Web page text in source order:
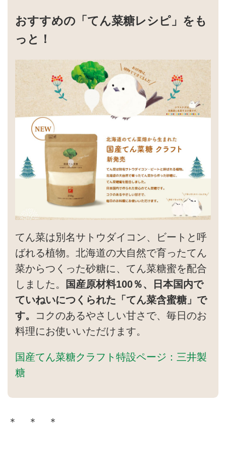
おすすめの「てん菜糖レシピ」をも
っと！
てん菜は別名サトウダイコン、ビートと呼
ばれる植物。北海道の大自然で育ったてん
菜からつくった砂糖に、てん菜糖蜜を配合
しました。
国産原材料100％、日本国内で
ていねいにつくられた「てん菜含蜜糖」で
す。
コクのあるやさしい甘さで、毎日のお
料理にお使いいただけます。
国産てん菜糖クラフト特設ページ：三井製
糖
＊ ＊ ＊